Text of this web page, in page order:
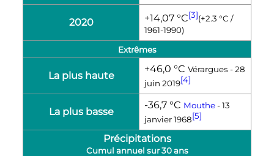
2020 +14,07 °C[3](+2.3 °C /
1961-1990)
Extrêmes
La plus haute
+46,0 °C Vérargues - 28
juin 2019[4]
La plus basse
-36,7 °C Mouthe- 13
janvier 1968[5]
Précipitations
Cumul annuel sur 30 ans